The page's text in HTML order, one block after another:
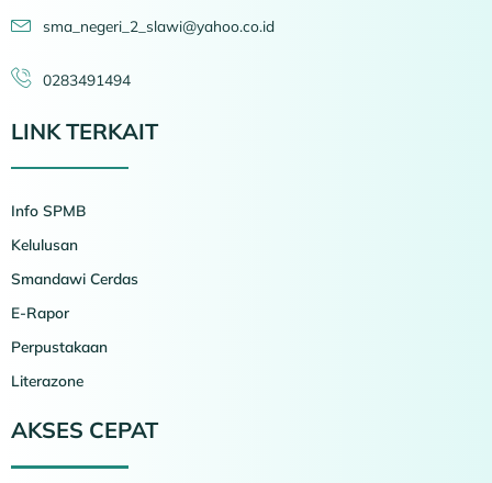
sma_negeri_2_slawi@yahoo.co.id
0283491494
LINK TERKAIT
Info SPMB
Kelulusan
Smandawi Cerdas
E-Rapor
Perpustakaan
Literazone
AKSES CEPAT